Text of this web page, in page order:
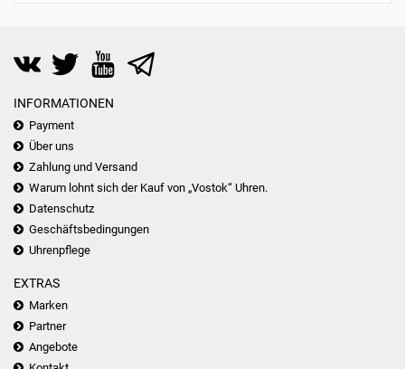
INFORMATIONEN
Payment
Über uns
Zahlung und Versand
Warum lohnt sich der Kauf von „Vostok“ Uhren.
Datenschutz
Geschäftsbedingungen
Uhrenpflege
EXTRAS
Marken
Partner
Angebote